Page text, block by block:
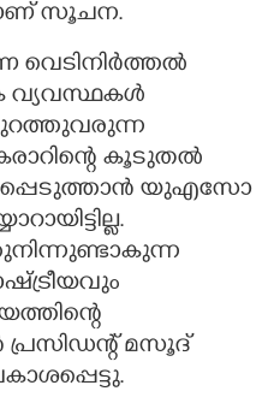
സൂചന.
വ്യവസ്ഥകൾ
കൂടുതൽ
യുഎസോ
പ്രസിഡന്റ് മസൂദ്